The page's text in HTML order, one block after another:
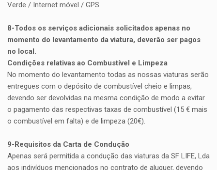
Verde / Internet móvel / GPS
8-Todos os serviços adicionais solicitados apenas no
momento do levantamento da viatura, deverão ser pagos
no local.
Condições relativas ao Combustível e Limpeza
No momento do levantamento todas as nossas viaturas serão
entregues com o depósito de combustível cheio e limpas,
devendo ser devolvidas na mesma condição de modo a evitar
o pagamento das respectivas taxas de combustível (15 € mais
o combustível em falta) e de limpeza (20€).
9-Requisitos da Carta de Condução
Apenas será permitida a condução das viaturas da SF LIFE, Lda
aos indivíduos mencionados no contrato de aluguer, devendo